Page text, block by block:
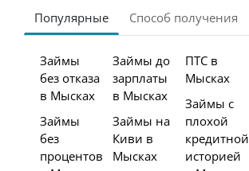
Популярные Способ получения
Займы
без отказа
в Мысках
Займы
без
процентов
Займы до
зарплаты
в Мысках
Займы на
Киви в
Мысках
ПТС в
Мысках
Займы с
плохой
кредитной
историей